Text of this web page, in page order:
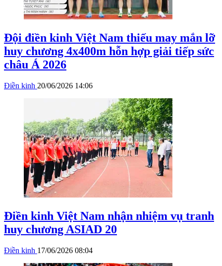
Đội điền kinh Việt Nam thiếu may mắn lỡ
huy chương 4x400m hỗn hợp giải tiếp sức
châu Á 2026
Điền kinh 20/06/2026 14:06
Điền kinh Việt Nam nhận nhiệm vụ tranh
huy chương ASIAD 20
Điền kinh 17/06/2026 08:04